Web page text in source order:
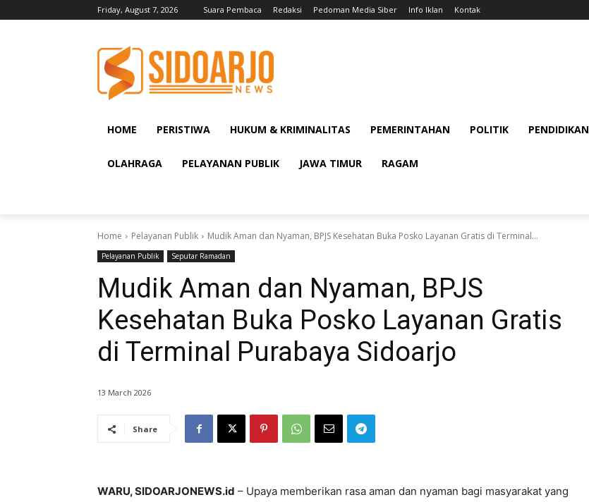
Friday, August 7, 2026 Suara Pembaca Redaksi Pedoman Media Siber Info Iklan Kontak
HOME PERISTIWA HUKUM & KRIMINALITAS PEMERINTAHAN POLITIK PENDIDIKAN
OLAHRAGA PELAYANAN PUBLIK JAWA TIMUR RAGAM
Home Pelayanan Publik Mudik Aman dan Nyaman, BPJS Kesehatan Buka Posko Layanan Gratis di Terminal...
Pelayanan Publik Seputar Ramadan
Mudik Aman dan Nyaman, BPJS
Kesehatan Buka Posko Layanan Gratis
di Terminal Purabaya Sidoarjo
13 March 2026
Share
WARU, SIDOARJONEWS.id – Upaya memberikan rasa aman dan nyaman bagi masyarakat yang